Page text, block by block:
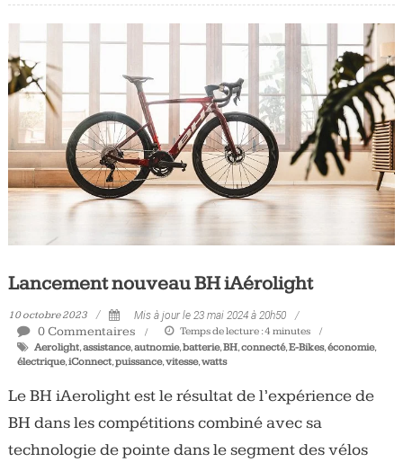
Lancement nouveau BH iAérolight
10 octobre 2023 Mis à jour le 23 mai 2024 à 20h50
0 Commentaires Temps de lecture :4 minutes
Aerolight,assistance,autnomie,batterie,BH,connecté,E-Bikes,économie,
électrique,iConnect,puissance,vitesse,watts
Le BH iAerolight est le résultat de l’expérience de
BH dans les compétitions combiné avec sa
technologie de pointe dans le segment des vélos